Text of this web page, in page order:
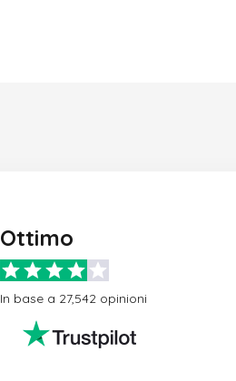
Ottimo
In base a 27,542 opinioni